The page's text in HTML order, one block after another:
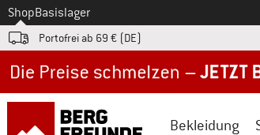
Zum
ShopBasislager
Portofrei ab 69 € (DE)
Bekleidung